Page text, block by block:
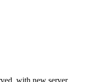
with new server